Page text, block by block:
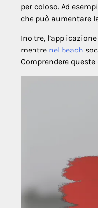
pericoloso. Ad
che può aumentare
Inoltre,
mentre nel beach
Comprendere